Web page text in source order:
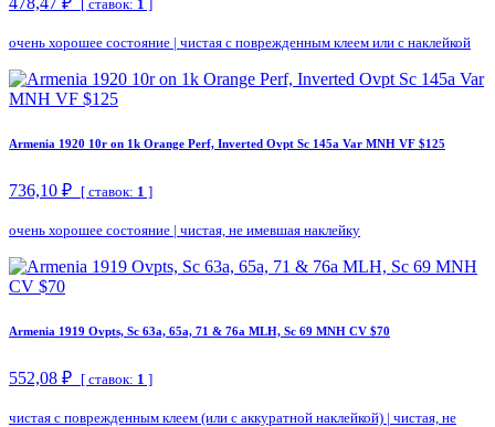
[ ставок: 1
очень хорошее состояние | чистая с поврежденным клеем или с наклейкой
Armenia 1920 10r on 1k Orange Perf, Inverted Ovpt Sc 145a Var MNH VF $125
736,10 ₽ [ ставок: 1 ]
очень хорошее состояние | чистая, не имевшая наклейку
Armenia 1919 Ovpts, Sc 63a, 65a, 71 & 76a MLH, Sc 69 MNH CV $70
552,08 ₽ [ ставок: 1 ]
чистая с поврежденным клеем (или с аккуратной наклейкой) | чистая, не